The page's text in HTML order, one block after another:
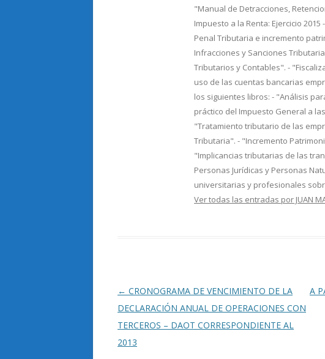
"Manual de Detracciones,
Impuesto a la Renta: Ejercicio
Penal Tributaria e incremento
Infracciones y Sanciones
Tributarios y Contables". -
uso de las cuentas bancarias
los siguientes libros: - "Análisis
práctico del Impuesto General a
"Tratamiento tributario de las
Tributaria". - "Incremento
"Implicancias tributarias de las
Personas Jurídicas y Personas
universitarias y profesionales
Ver todas las entradas por JUAN
Navegación
de
entradas
← CRONOGRAMA DE VENCIMIENTO DE LA
DECLARACIÓN ANUAL DE OPERACIONES CON
TERCEROS – DAOT CORRESPONDIENTE AL
2013
A